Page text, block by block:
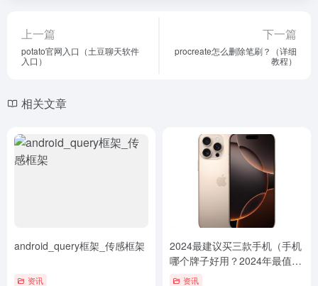
上一篇
potato官网入口（土豆聊天软件
入口）
下一篇
procreate怎么删除笔刷？（详细
教程）
相关文章
android_query框架_传感框架
资讯
2024最建议买三款手机（手机
哪个牌子好用？2024年最值得
入手的三款手机解析）手机哪
资讯